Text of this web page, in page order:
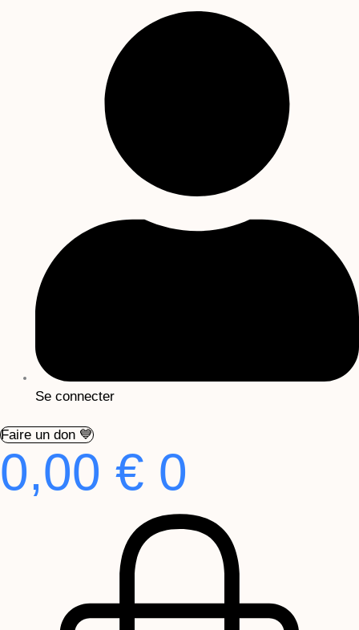
Se connecter
Faire un don 💙
0,00 € 0